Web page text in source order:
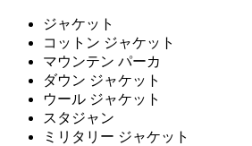
ジャケット
コットン ジャケット
マウンテン パーカ
ダウン ジャケット
ウール ジャケット
スタジャン
ミリタリー ジャケット